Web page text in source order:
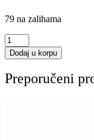
79 na zalihama
Štras
perla
6
AB
Dodaj u korpu
Preporučeni